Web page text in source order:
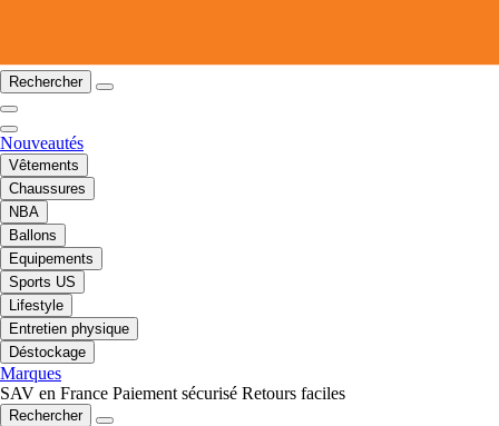
Rechercher
Nouveautés
Vêtements
Chaussures
NBA
Ballons
Equipements
Sports US
Lifestyle
Entretien physique
Déstockage
Marques
SAV en France Paiement sécurisé Retours faciles
Rechercher